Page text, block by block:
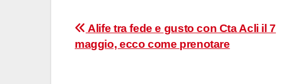
Navigazione
articoli
Alife tra fede e gusto con Cta Acli il 7
maggio, ecco come prenotare